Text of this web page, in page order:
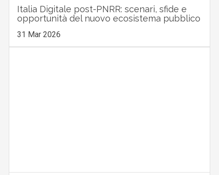
Italia Digitale post-PNRR: scenari, sfide e
opportunità del nuovo ecosistema pubblico
31 Mar 2026